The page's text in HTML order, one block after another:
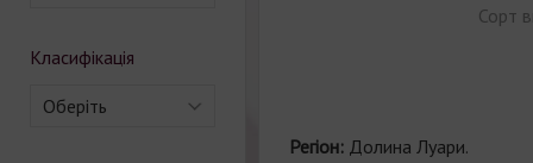
Класифікація
Оберіть
Сорт
Регіон: Долина Луари.